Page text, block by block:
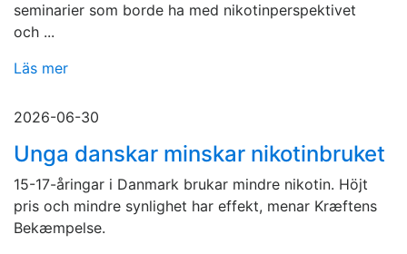
seminarier som borde ha med nikotinperspektivet
och ...
Läs mer
2026-06-30
Unga danskar minskar nikotinbruket
15-17-åringar i Danmark brukar mindre nikotin. Höjt
pris och mindre synlighet har effekt, menar Kræftens
Bekæmpelse.